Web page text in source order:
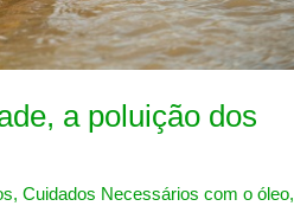
a poluição dos
,Cuidados Necessários com o óleo,